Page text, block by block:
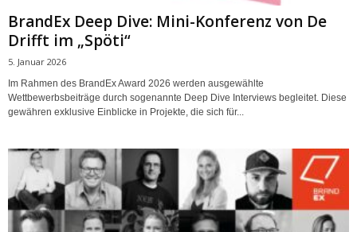
BrandEx Deep Dive: Mini-Konferenz von De
Drifft im „Spöti“
5. Januar 2026
Im Rahmen des BrandEx Award 2026 werden ausgewählte
Wettbewerbsbeiträge durch sogenannte Deep Dive Interviews begleitet. Diese
gewähren exklusive Einblicke in Projekte, die sich für...